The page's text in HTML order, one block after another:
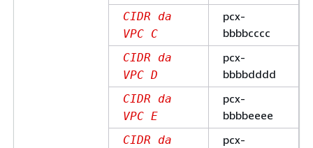
CIDR da
VPC C
pcx-
bbbbcccc
CIDR da
VPC D
pcx-
bbbbdddd
CIDR da
VPC E
pcx-
bbbbeeee
CIDR da
pcx-